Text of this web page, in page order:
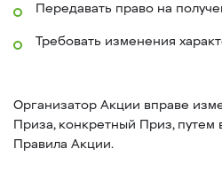
Передавать право на
Требовать изменения
Организатор Акции вправе
Приза, конкретный Приз,
Правила Акции.